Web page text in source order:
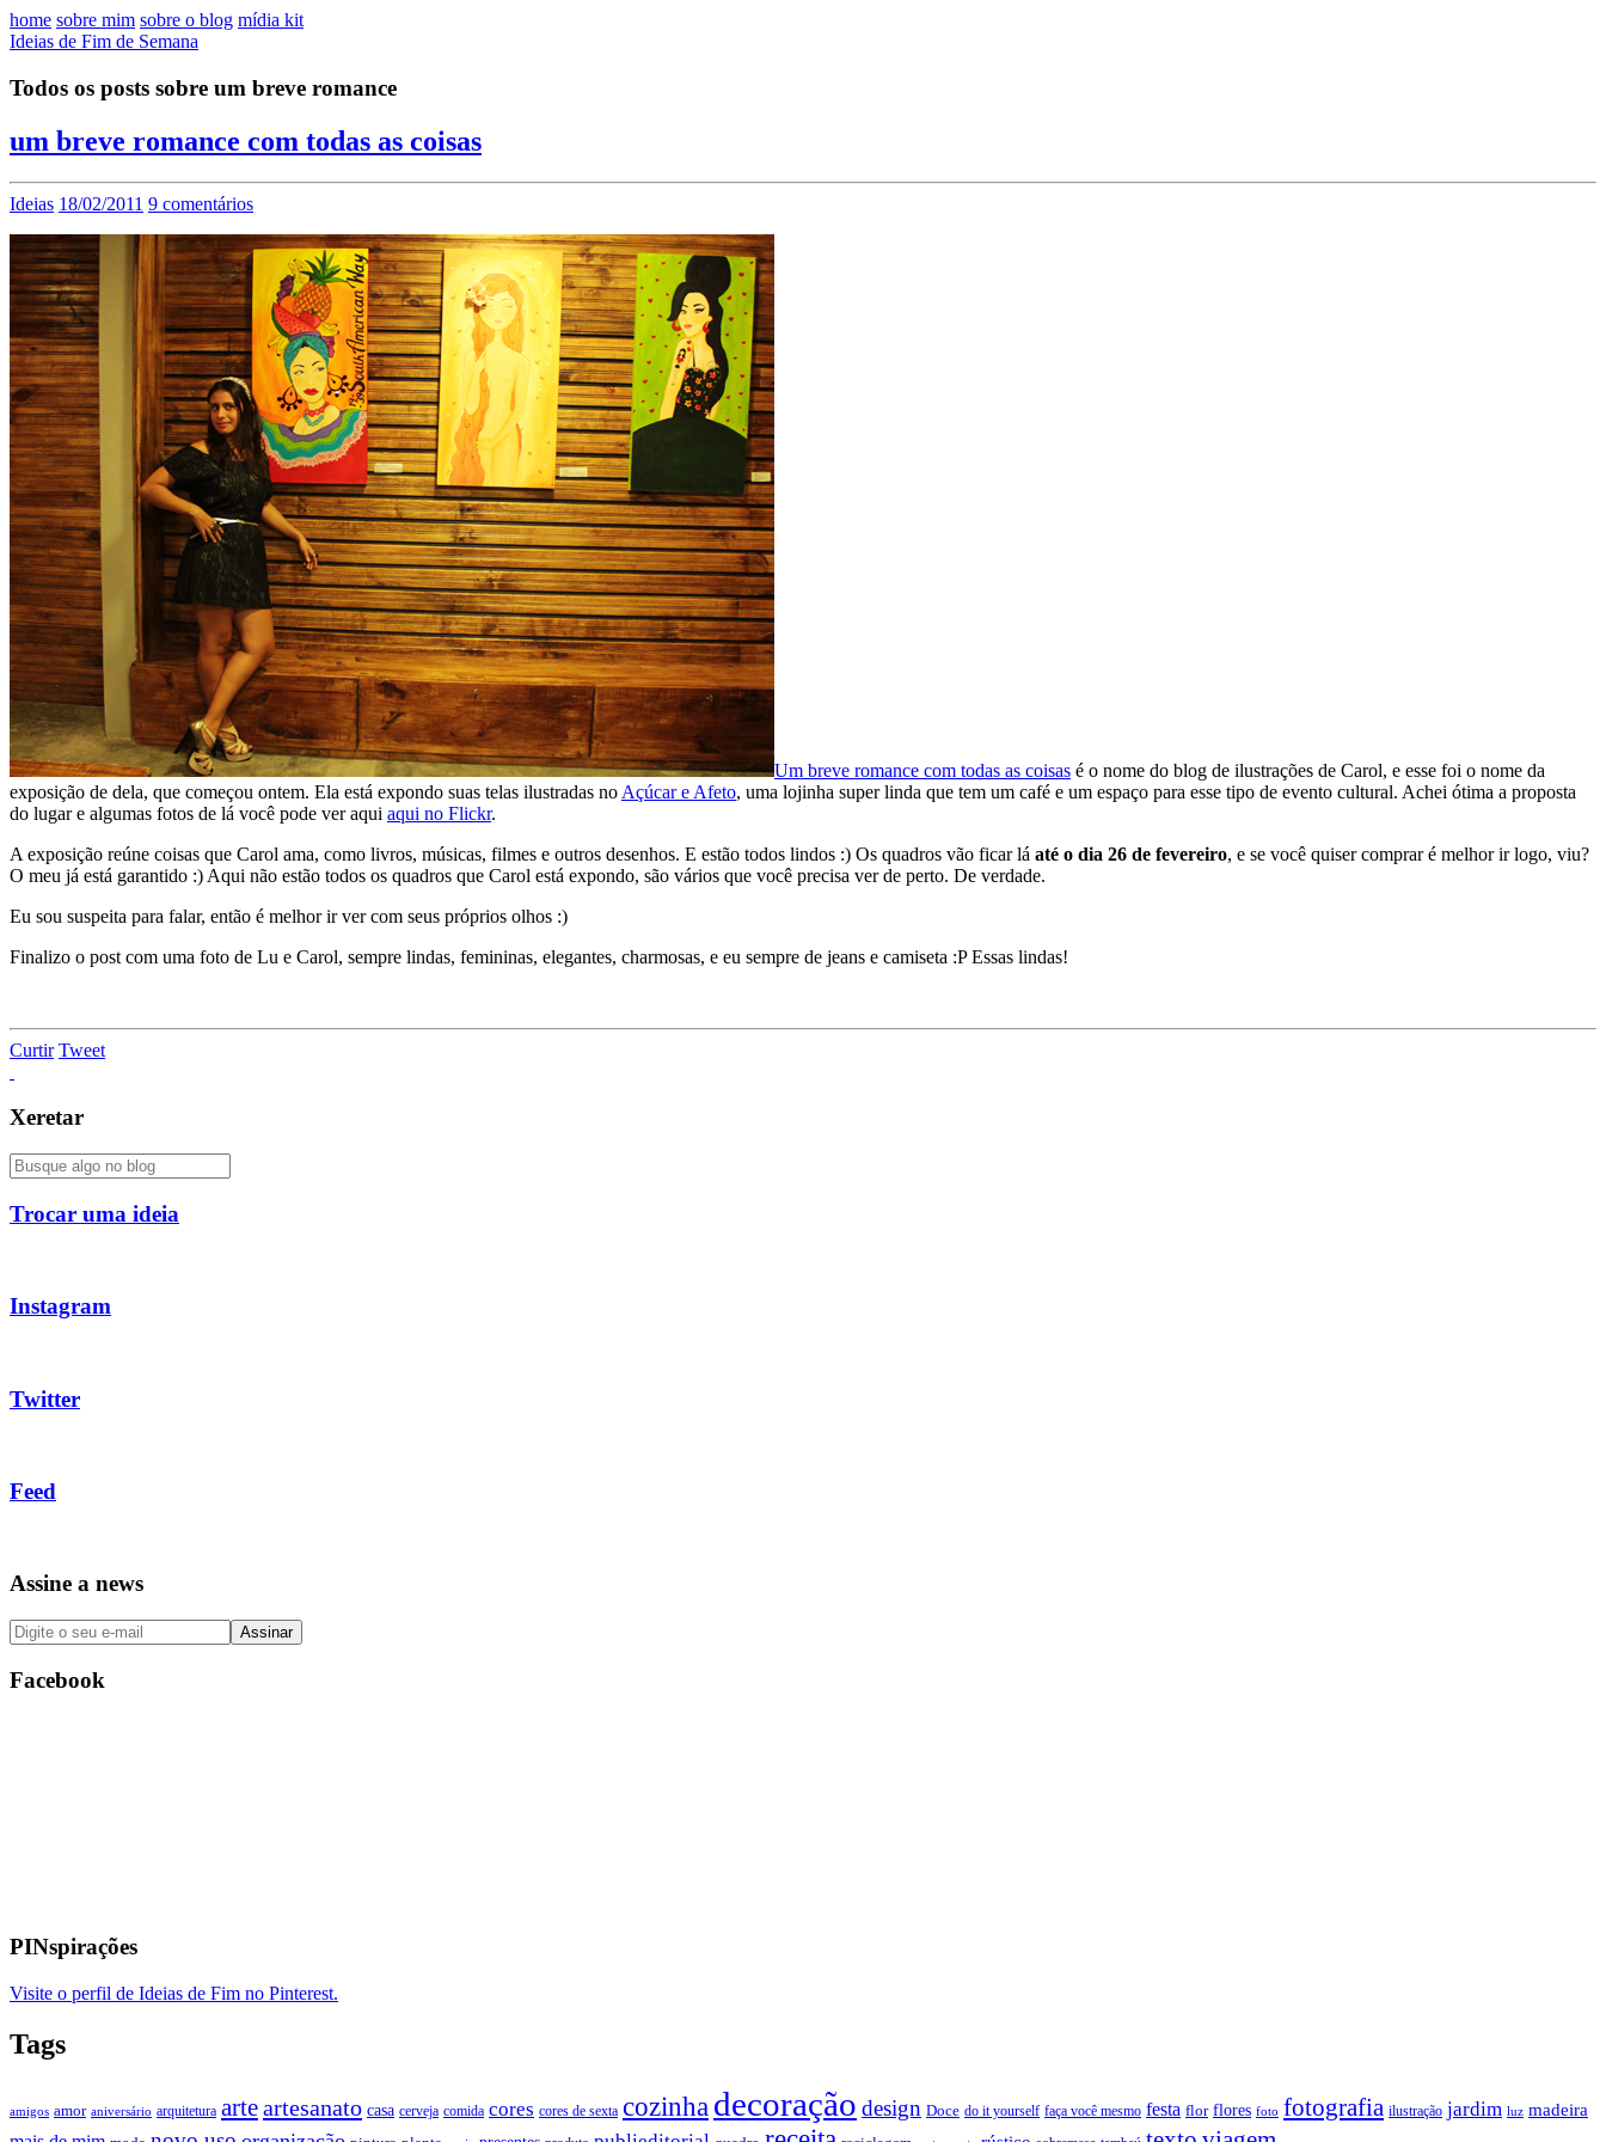
home sobre mim sobre o blog mídia kit
Ideias de Fim de Semana
Todos os posts sobre um breve romance
um breve romance com todas as coisas
Ideias 18/02/2011 9 comentários
Um breve romance com todas as coisas é o nome do blog de ilustrações de Carol, e esse foi o nome da
exposição de dela, que começou ontem. Ela está expondo suas telas ilustradas no Açúcar e Afeto, uma lojinha super linda que tem um café e um espaço para esse tipo de evento cultural. Achei ótima a proposta
do lugar e algumas fotos de lá você pode ver aqui aqui no Flickr.
A exposição reúne coisas que Carol ama, como livros, músicas, filmes e outros desenhos. E estão todos lindos :) Os quadros vão ficar lá até o dia 26 de fevereiro, e se você quiser comprar é melhor ir logo, viu?
O meu já está garantido :) Aqui não estão todos os quadros que Carol está expondo, são vários que você precisa ver de perto. De verdade.
Eu sou suspeita para falar, então é melhor ir ver com seus próprios olhos :)
Finalizo o post com uma foto de Lu e Carol, sempre lindas, femininas, elegantes, charmosas, e eu sempre de jeans e camiseta :P Essas lindas!
Curtir Tweet
Xeretar
Trocar uma ideia
Instagram
Twitter
Feed
Assine a news
Facebook
PINspirações
Visite o perfil de Ideias de Fim no Pinterest.
Tags
amigos amor aniversário arquitetura arteartesanato casa cerveja comida cores cores de sexta cozinha decoração design Doce do it yourself faça você mesmo festa flor flores foto fotografia ilustração jardim luz madeira